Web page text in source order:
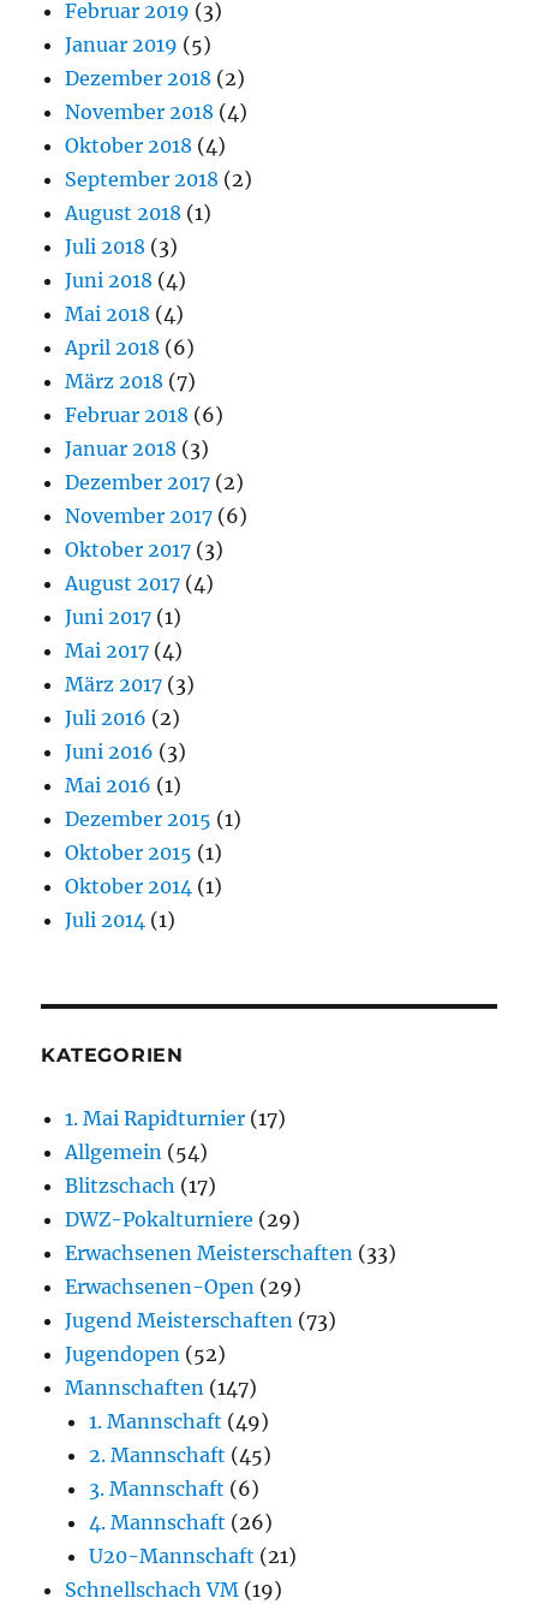
Februar 2019 (3)
Januar 2019 (5)
Dezember 2018 (2)
November 2018 (4)
Oktober 2018 (4)
September 2018 (2)
August 2018 (1)
Juli 2018 (3)
Juni 2018 (4)
Mai 2018 (4)
April 2018 (6)
März 2018 (7)
Februar 2018 (6)
Januar 2018 (3)
Dezember 2017 (2)
November 2017 (6)
Oktober 2017 (3)
August 2017 (4)
Juni 2017 (1)
Mai 2017 (4)
März 2017 (3)
Juli 2016 (2)
Juni 2016 (3)
Mai 2016 (1)
Dezember 2015 (1)
Oktober 2015 (1)
Oktober 2014 (1)
Juli 2014 (1)
KATEGORIEN
1. Mai Rapidturnier (17)
Allgemein (54)
Blitzschach (17)
DWZ-Pokalturniere (29)
Erwachsenen Meisterschaften (33)
Erwachsenen-Open (29)
Jugend Meisterschaften (73)
Jugendopen (52)
Mannschaften (147)
1. Mannschaft (49)
2. Mannschaft (45)
3. Mannschaft (6)
4. Mannschaft (26)
U20-Mannschaft (21)
Schnellschach VM (19)